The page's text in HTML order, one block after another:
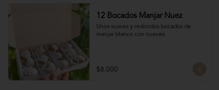
12 Bocados Manjar Nuez
Unos suaves y redondos bocados de
manjar blanco con nueces
$8.000